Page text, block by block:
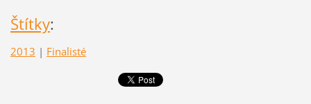
Štítky:
2013 | Finalisté